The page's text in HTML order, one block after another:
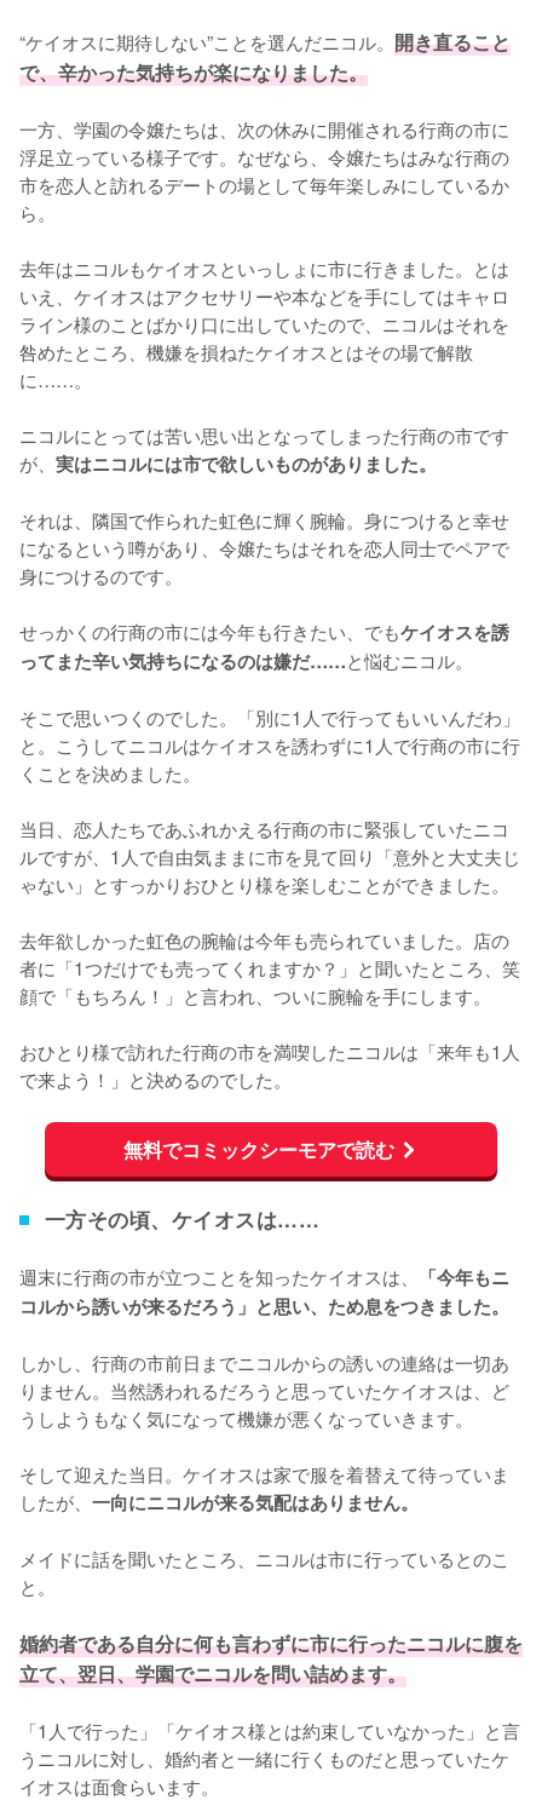
“ケイオスに期待しない”ことを選んだニコル。 開き直ること
で、辛かった気持ちが楽になりました。
一方、学園の令嬢たちは、次の休みに開催される行商の市に
浮足立っている様子です。なぜなら、令嬢たちはみな行商の
市を恋人と訪れるデートの場として毎年楽しみにしているか
ら。
去年はニコルもケイオスといっしょに市に行きました。とは
いえ、ケイオスはアクセサリーや本などを手にしてはキャロ
ライン様のことばかり口に出していたので、ニコルはそれを
咎めたところ、機嫌を損ねたケイオスとはその場で解散
に……。
ニコルにとっては苦い思い出となってしまった行商の市です
が、 実はニコルには市で欲しいものがありました。
それは、隣国で作られた虹色に輝く腕輪。身につけると幸せ
になるという噂があり、令嬢たちはそれを恋人同士でペアで
身につけるのです。
せっかくの行商の市には今年も行きたい、でもケイオスを誘
ってまた辛い気持ちになるのは嫌だ……と悩むニコル。
そこで思いつくのでした。「別に1人で行ってもいいんだわ」
と。こうしてニコルはケイオスを誘わずに1人で行商の市に行
くことを決めました。
当日、恋人たちであふれかえる行商の市に緊張していたニコ
ルですが、1人で自由気ままに市を見て回り「意外と大丈夫じ
ゃない」とすっかりおひとり様を楽しむことができました。
去年欲しかった虹色の腕輪は今年も売られていました。店の
者に「1つだけでも売ってくれますか？」と聞いたところ、笑
顔で「もちろん！」と言われ、ついに腕輪を手にします。
おひとり様で訪れた行商の市を満喫したニコルは「来年も1人
で来よう！」と決めるのでした。
無料でコミックシーモアで読む
一方その頃、ケイオスは……
週末に行商の市が立つことを知ったケイオスは、
「今年もニ
コルから誘いが来るだろう」と思い、ため息をつきました。
しかし、行商の市前日までニコルからの誘いの連絡は一切あ
りません。当然誘われるだろうと思っていたケイオスは、ど
うしようもなく気になって機嫌が悪くなっていきます。
そして迎えた当日。ケイオスは家で服を着替えて待っていま
したが、 一向にニコルが来る気配はありません。
メイドに話を聞いたところ、ニコルは市に行っているとのこ
と。
婚約者である自分に何も言わずに市に行ったニコルに腹を
立て、翌日、学園でニコルを問い詰めます。
「1人で行った」「ケイオス様とは約束していなかった」と言
うニコルに対し、婚約者と一緒に行くものだと思っていたケ
イオスは面食らいます。